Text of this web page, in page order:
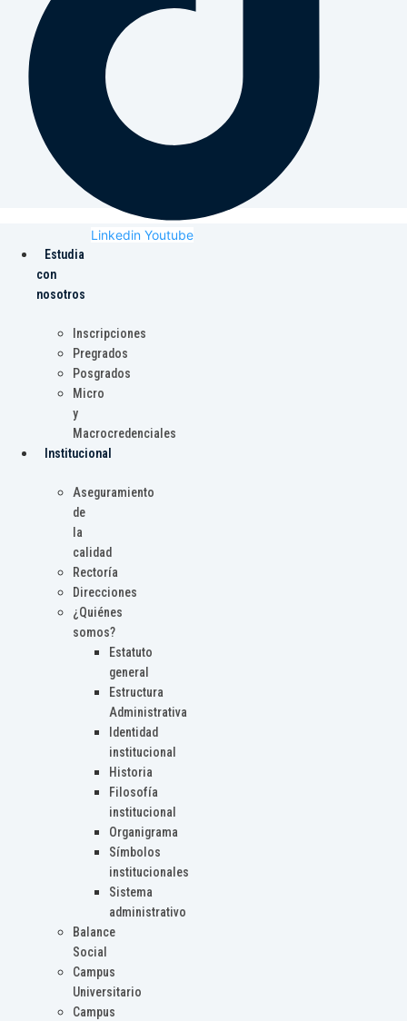
Linkedin Youtube
Estudia
con
nosotros
Inscripciones
Pregrados
Posgrados
Micro
y
Macrocredenciales
Institucional
Aseguramiento
de
la
calidad
Rectoría
Direcciones
¿Quiénes
somos?
Estatuto
general
Estructura
Administrativa
Identidad
institucional
Historia
Filosofía
institucional
Organigrama
Símbolos
institucionales
Sistema
administrativo
Balance
Social
Campus
Universitario
Campus